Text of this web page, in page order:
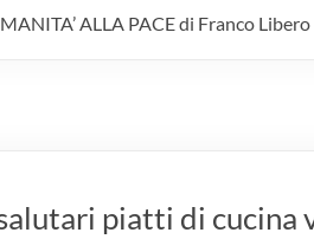
ALLA PACE di Franco
piatti di cucina